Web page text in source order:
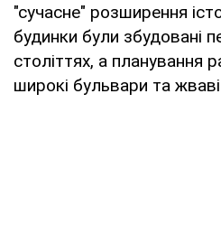
"сучасне" розширення
будинки були збудовані
століттях, а планування
широкі бульвари та жваві